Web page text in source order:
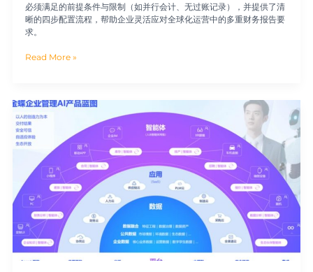
必须满足的前提条件与限制（如并行会计、无过账记录），并提供了清
晰的四步配置流程，帮助企业灵活应对全球化运营中的多重财务报告要
求。
Read More »
“企
业
管
理
三
大
核
心
支
柱
与